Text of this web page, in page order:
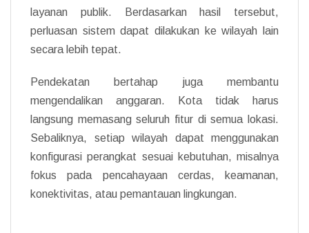
layanan publik. Berdasarkan hasil tersebut,
perluasan sistem dapat dilakukan ke wilayah lain
secara lebih tepat.
Pendekatan bertahap juga membantu
mengendalikan anggaran. Kota tidak harus
langsung memasang seluruh fitur di semua lokasi.
Sebaliknya, setiap wilayah dapat menggunakan
konfigurasi perangkat sesuai kebutuhan, misalnya
fokus pada pencahayaan cerdas, keamanan,
konektivitas, atau pemantauan lingkungan.